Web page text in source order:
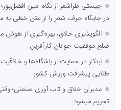
چیستی طراشعر از نگاه امین
در جایگاه حرف، شعر را از متن خطی به
الگوپذیری خلاق، بهره‌گیری از
ضلع موفقیت جوانان کارآفرین
ابتکار در حمایت از باشگاه‌ها و
طلایی پیشرفت ورزش کشور
مدیران خلاق و تاب آوری صنعتی؛
تحریم میشود